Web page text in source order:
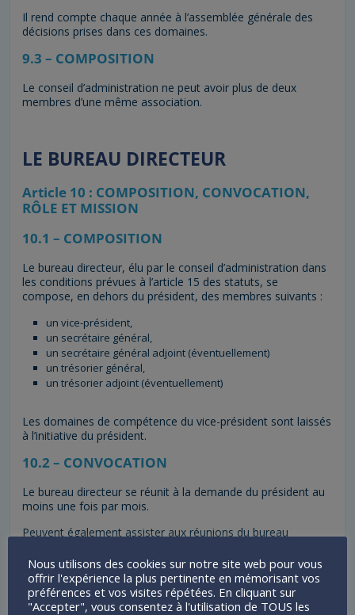
Il rend compte chaque année à l’assemblée générale des
décisions prises dans ces domaines.
9.3 – COMPOSITION
Le conseil d’administration ne peut avoir plus de deux
membres d’une même association.
LE BUREAU DIRECTEUR
Article 10 : COMPOSITION, CONVOCATION,
RÔLE ET MISSION
10.1 – COMPOSITION
Le bureau directeur, élu par le conseil d’administration dans
les conditions prévues à l’article 15 des statuts, se
compose, en dehors du président, des membres suivants :
un vice-président,
un secrétaire général,
un secrétaire général adjoint (éventuellement)
un trésorier général,
un trésorier adjoint (éventuellement)
Les domaines de compétence du vice-président sont laissés
à l’initiative du président.
10.2 – CONVOCATION
Le bureau directeur se réunit à la demande du président au
moins une fois par mois.
Peuvent également assister aux réunions du bureau
sportifs, les agents rétribués du comité, sous réserve de
l’autorisation du président, ainsi que toutes les personnes
ressources dont la présence est jugée utile.
Nous utilisons des cookies sur notre site web pour vous
offrir l'expérience la plus pertinente en mémorisant vos
préférences et vos visites répétées. En cliquant sur
"Accepter", vous consentez à l'utilisation de TOUS les